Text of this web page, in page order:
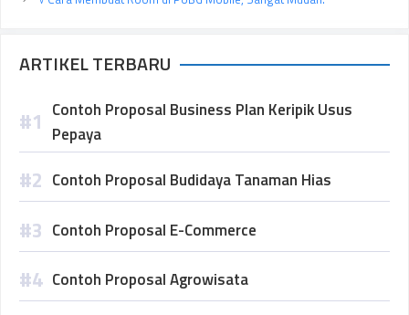
ARTIKEL TERBARU
Contoh Proposal Business Plan Keripik Usus
Pepaya
Contoh Proposal Budidaya Tanaman Hias
Contoh Proposal E-Commerce
Contoh Proposal Agrowisata